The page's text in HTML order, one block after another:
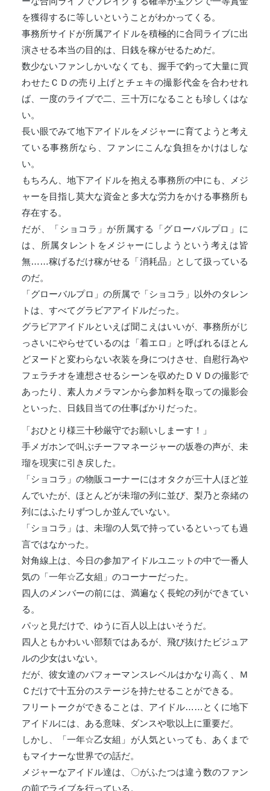
を獲得するに等しいということがわかってくる。
事務所サイドが所属アイドルを積極的に合同ライブに出
演させる本当の目的は、日銭を稼がせるためだ。
数少ないファンしかいなくても、握手で釣って大量に買
わせたＣＤの売り上げとチェキの撮影代金を合わせれ
ば、一度のライブで二、三十万になることも珍しくはな
い。
長い眼でみて地下アイドルをメジャーに育てようと考え
ている事務所なら、ファンにこんな負担をかけはしな
い。
もちろん、地下アイドルを抱える事務所の中にも、メジ
ャーを目指し莫大な資金と多大な労力をかける事務所も
存在する。
だが、「ショコラ」が所属する「グローバルプロ」に
は、所属タレントをメジャーにしようという考えは皆
無……稼げるだけ稼がせる「消耗品」として扱っている
のだ。
「グローバルプロ」の所属で「ショコラ」以外のタレン
トは、すべてグラビアアイドルだった。
グラビアアイドルといえば聞こえはいいが、事務所がじ
っさいにやらせているのは「着エロ」と呼ばれるほとん
どヌードと変わらない衣装を身につけさせ、自慰行為や
フェラチオを連想させるシーンを収めたＤＶＤの撮影で
あったり、素人カメラマンから参加料を取っての撮影会
といった、日銭目当ての仕事ばかりだった。
「おひとり様三十秒厳守でお願いしまーす！」
手メガホンで叫ぶチーフマネージャーの坂巻の声が、未
瑠を現実に引き戻した。
「ショコラ」の物販コーナーにはオタクが三十人ほど並
んでいたが、ほとんどが未瑠の列に並び、梨乃と奈緒の
列にはふたりずつしか並んでいない。
「ショコラ」は、未瑠の人気で持っているといっても過
言ではなかった。
対角線上は、今日の参加アイドルユニットの中で一番人
気の「一年☆乙女組」のコーナーだった。
四人のメンバーの前には、満遍なく長蛇の列ができてい
る。
パッと見だけで、ゆうに百人以上はいそうだ。
四人ともかわいい部類ではあるが、飛び抜けたビジュア
ルの少女はいない。
だが、彼女達のパフォーマンスレベルはかなり高く、Ｍ
Ｃだけで十五分のステージを持たせることができる。
フリートークができることは、アイドル……とくに地下
アイドルには、ある意味、ダンスや歌以上に重要だ。
しかし、「一年☆乙女組」が人気といっても、あくまで
もマイナーな世界での話だ。
メジャーなアイドル達は、〇がふたつは違う数のファン
の前でライブを行っている。